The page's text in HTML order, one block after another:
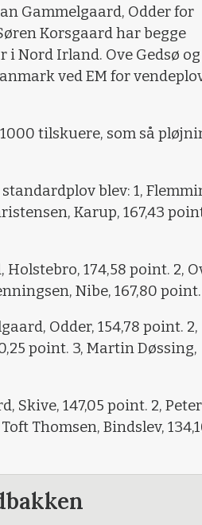
Gammelgaard, Odder for
Korsgaard har begge
Nord Irland. Ove Gedsø og
ved EM for
tilskuere, som så
blev: 1,
Karup, 167,43
174,58 point. 2,
Nibe, 167,80 point.
Odder, 154,78 point. 2,
point. 3, Martin Døssing,
Skive, 147,05 point. 2, Peter
Thomsen, Bindslev,